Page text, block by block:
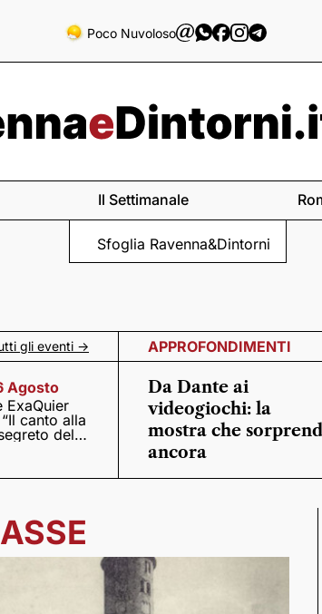
Poco Nuvoloso
Il Settimanale
Sfoglia Ravenna&Dintorni
gli eventi ->
Agosto
ExaQuier
“Il canto alla
del
APPROFONDIMENTI
Da Dante ai
videogiochi: la
mostra che
ancora